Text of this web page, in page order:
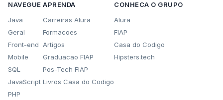
NAVEGUE
Java
Geral
Front-end
Mobile
SQL
JavaScript
PHP
APRENDA
Carreiras Alura
Formacoes
Artigos
Graduacao FIAP
Pos-Tech FIAP
Livros Casa do Codigo
CONHECA O GRUPO
Alura
FIAP
Casa do Codigo
Hipsters.tech